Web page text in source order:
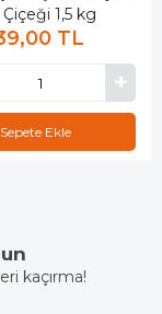
Çiçeği 1,5 kg
TL
Sepete Ekle
kaçırma!